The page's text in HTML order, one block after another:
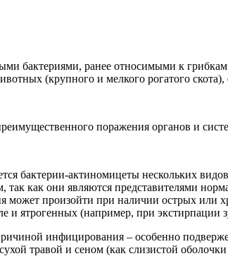
бактериями, ранее относимыми к
(крупного и мелкого рогатого
поражения органов и
бактерии-актиномицеты нескольких
как они являются представителями
может произойти при наличии острых или
и ятрогенных (например, при экстирпации
инфицирования – особенно
травой и сеном (как слизистой